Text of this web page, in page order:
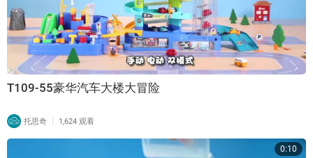
T109-55豪华汽车大楼大冒险
托思奇 | 1,624 观看
0:10